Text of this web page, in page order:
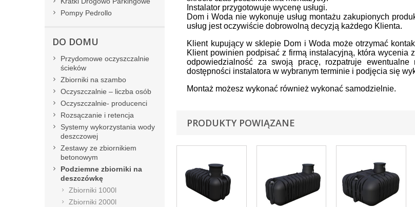
Instalator przygotowuje wycenę usługi.
Dom i Woda nie wykonuje usług montażu zakupionych
usług jest oczywiście dobrowolną decyzją każdego Klienta.
Klient kupujący w sklepie Dom i Woda może otrzymać
Klient powinien podpisać z firmą instalacyjną, która wycenia
odpowiedzialność za swoją pracę, rozpatruje
dostępności instalatora w wybranym terminie i podjęcia się
Montaż możesz wykonać również wykonać samodzielnie.
PRODUKTY POWIĄZANE
Pompy Pedrollo
DO DOMU
Przydomowe oczyszczalnie
ścieków
Zbiorniki na szambo
Oczyszczalnie – liczba osób
Oczyszczalnie- producenci
Rozsączanie i retencja
Systemy wykorzystania wody
deszczowej
Zestawy ze zbiornikiem
betonowym
Podziemne zbiorniki na
deszczówkę
Zbiorniki 1000l
Zbiorniki 2000l